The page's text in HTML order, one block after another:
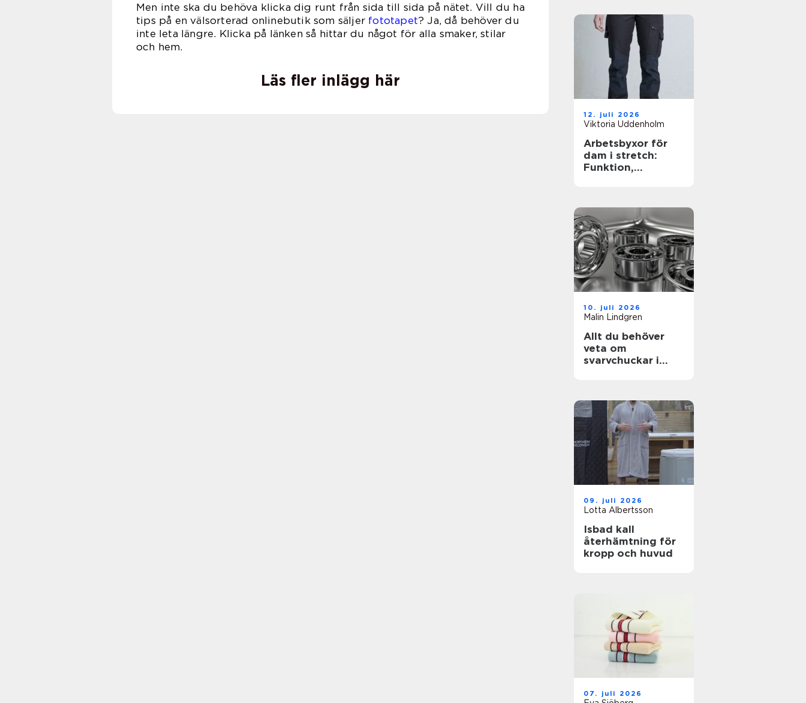
Men inte ska du behöva klicka dig runt från sida till sida på nätet. Vill du ha
tips på en välsorterad onlinebutik som säljer fototapet? Ja, då behöver du
inte leta längre. Klicka på länken så hittar du något för alla smaker, stilar
och hem.
Läs fler inlägg här
12. juli 2026
Viktoria Uddenholm
Arbetsbyxor för
dam i stretch:
Funktion,
10. juli 2026
Malin Lindgren
Allt du behöver
veta om
svarvchuckar i
09. juli 2026
Lotta Albertsson
Isbad kall
återhämtning för
kropp och huvud
07. juli 2026